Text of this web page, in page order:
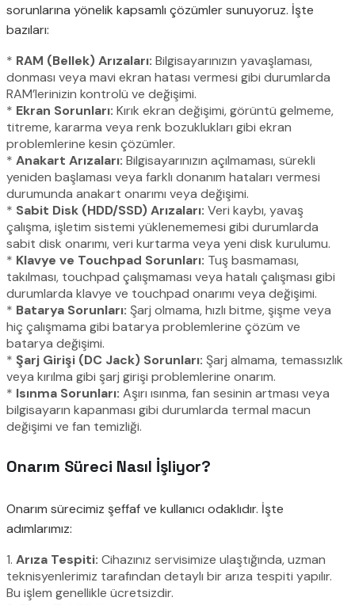
sorunlarına yönelik kapsamlı çözümler sunuyoruz. İşte
bazıları:
* RAM (Bellek) Arızaları: Bilgisayarınızın yavaşlaması,
donması veya mavi ekran hatası vermesi gibi durumlarda
RAM’lerinizin kontrolü ve değişimi.
* Ekran Sorunları: Kırık ekran değişimi, görüntü gelmeme,
titreme, kararma veya renk bozuklukları gibi ekran
problemlerine kesin çözümler.
* Anakart Arızaları: Bilgisayarınızın açılmaması, sürekli
yeniden başlaması veya farklı donanım hataları vermesi
durumunda anakart onarımı veya değişimi.
* Sabit Disk (HDD/SSD) Arızaları: Veri kaybı, yavaş
çalışma, işletim sistemi yüklenememesi gibi durumlarda
sabit disk onarımı, veri kurtarma veya yeni disk kurulumu.
* Klavye ve Touchpad Sorunları: Tuş basmaması,
takılması, touchpad çalışmaması veya hatalı çalışması gibi
durumlarda klavye ve touchpad onarımı veya değişimi.
* Batarya Sorunları: Şarj olmama, hızlı bitme, şişme veya
hiç çalışmama gibi batarya problemlerine çözüm ve
batarya değişimi.
* Şarj Girişi (DC Jack) Sorunları: Şarj almama, temassızlık
veya kırılma gibi şarj girişi problemlerine onarım.
* Isınma Sorunları: Aşırı ısınma, fan sesinin artması veya
bilgisayarın kapanması gibi durumlarda termal macun
değişimi ve fan temizliği.
Onarım Süreci Nasıl İşliyor?
Onarım sürecimiz şeffaf ve kullanıcı odaklıdır. İşte
adımlarımız:
1. Arıza Tespiti: Cihazınız servisimize ulaştığında, uzman
teknisyenlerimiz tarafından detaylı bir arıza tespiti yapılır.
Bu işlem genellikle ücretsizdir.